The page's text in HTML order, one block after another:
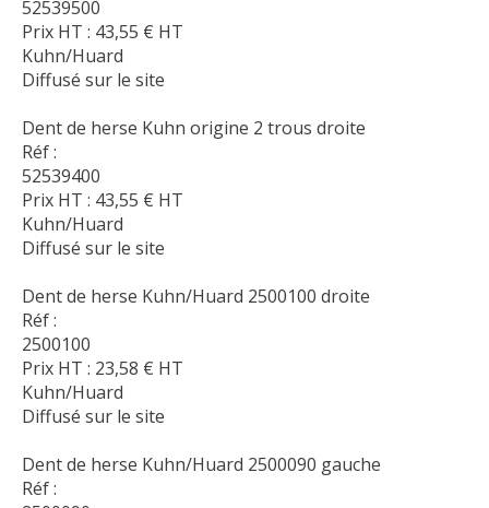
52539500
Prix HT : 43,55 € HT
Kuhn/Huard
Diffusé sur le site
Dent de herse Kuhn origine 2 trous droite
Réf :
52539400
Prix HT : 43,55 € HT
Kuhn/Huard
Diffusé sur le site
Dent de herse Kuhn/Huard 2500100 droite
Réf :
2500100
Prix HT : 23,58 € HT
Kuhn/Huard
Diffusé sur le site
Dent de herse Kuhn/Huard 2500090 gauche
Réf :